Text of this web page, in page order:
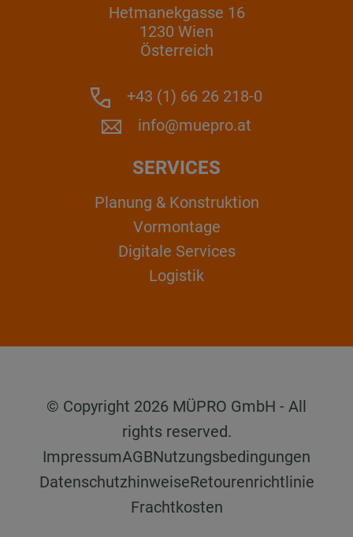
Hetmanekgasse 16
1230 Wien
Österreich
+43 (1) 66 26 218-0
info@muepro.at
SERVICES
Planung & Konstruktion
Vormontage
Digitale Services
Logistik
© Copyright 2026 MÜPRO GmbH - All
rights reserved.
ImpressumAGBNutzungsbedingungen
DatenschutzhinweiseRetourenrichtlinie
Frachtkosten